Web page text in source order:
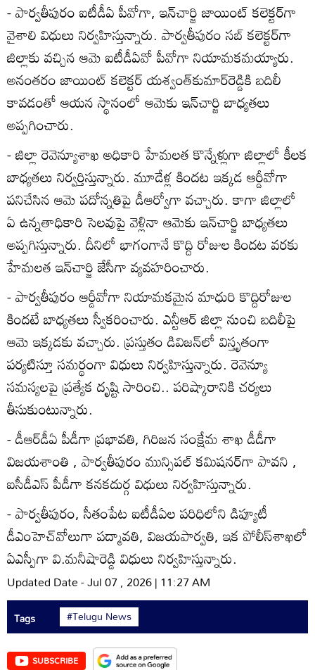
- పార్వతీపురం ఐటీడీఏ పీవోగా, ఇన్‌చార్జి జాయింట్‌ కలెక్టర్‌గా
వైశాలి విధులు నిర్వహిస్తున్నారు. పార్వతీపురం సబ్‌ కలెక్టర్‌గా
జిల్లాకు వచ్చిన ఆమె ఐటీడీఏవో పీవోగా నియామకమయ్యారు.
అనంతరం జాయింట్‌ కలెక్టర్‌ యశ్వంత్‌కుమార్‌రెడ్డికి బదిలీ
కావడంతో ఆయన స్థానంలో ఆమెకు ఇన్‌చార్జి బాధ్యతలు
అప్పగించారు.
- జిల్లా రెవెన్యూశాఖ అధికారి హేమలత కొన్నేళ్లుగా జిల్లాలో కీలక
బాధ్యతలు నిర్వర్తిస్తున్నారు. మూడేళ్ల కిందట ఇక్కడ ఆర్డీవోగా
పనిచేసిన ఆమె పదోన్నతిపై డీఆర్వోగా వచ్చారు. కాగా జిల్లాలో
ఏ ఉన్నతాధికారి సెలవుపై వెళ్లినా ఆమెకు ఇన్‌చార్జి బాధ్యతలు
అప్పగిస్తున్నారు. దీనిలో భాగంగానే కొద్ది రోజుల కిందట వరకు
హేమలత ఇన్‌చార్జి జేసీగా వ్యవహరించారు.
- పార్వతీపురం ఆర్డీవోగా నియామకమైన మాధురి కొద్దిరోజుల
కిందటే బాధ్యతలు స్వీకరించారు. ఎన్టీఆర్‌ జిల్లా నుంచి బదిలీపై
ఆమె ఇక్కడకు వచ్చారు. ప్రస్తుతం డివిజన్‌లో విస్తృతంగా
పర్యటిస్తూ సమర్థంగా విధులు నిర్వహిస్తున్నారు. రెవెన్యూ
సమస్యలపై ప్రత్యేక దృష్టి సారించి.. పరిష్కారానికి చర్యలు
తీసుకుంటున్నారు.
- డీఆర్‌డీఏ పీడీగా ప్రభావతి, గిరిజన సంక్షేమ శాఖ డీడీగా
విజయశాంతి , పార్వతీపురం మున్సిపల్‌ కమిషనర్‌గా పావని ,
ఐసీడీఎస్‌ పీడీగా కనకదుర్గ విధులు నిర్వహిస్తున్నారు.
- పార్వతీపురం, సీతంపేట ఐటీడీఏల పరిధిలోని డిప్యూటీ
డీఎంహెచ్‌వోలుగా పద్మావతి, విజయపార్వతి, ఇక పోలీస్‌శాఖలో
ఏఎస్పీగా వి.మనీషారెడ్డి విధులు నిర్వహిస్తున్నారు.
Updated Date - Jul 07 , 2026 | 11:27 AM
Tags #Telugu News
SUBSCRIBE